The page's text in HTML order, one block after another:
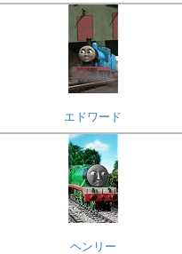
エドワード
ヘンリー